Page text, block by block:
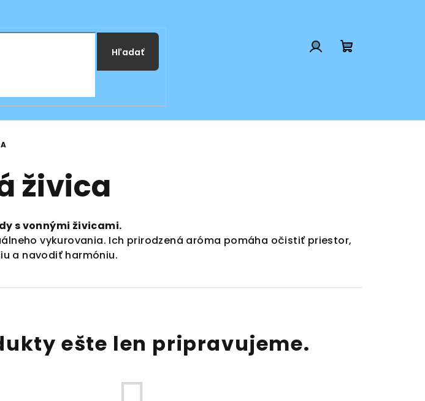
Hľadať
živica
s vonnými živicami.
vykurovania. Ich prirodzená aróma pomáha očistiť priestor,
a navodiť harmóniu.
ešte len pripravujeme.